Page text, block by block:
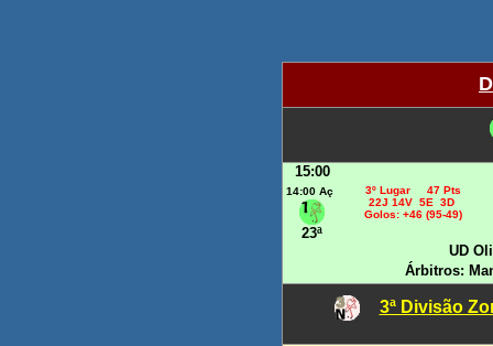
15:00
14:00 Aç
23ª
3º Lugar 47 Pts
22J 14V 5E 3D
Golos: +46 (95-49)
UD
Árbitros:
3ª Divisão